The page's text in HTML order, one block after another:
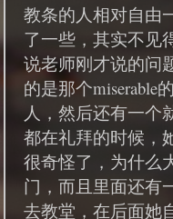
教条的人相对自由
了一些，其实不见
说老师刚才说的问
的是那个miserable
人，然后还有一个
都在礼拜的时候，
很奇怪了，为什么
门，而且里面还有
去教堂，在后面她